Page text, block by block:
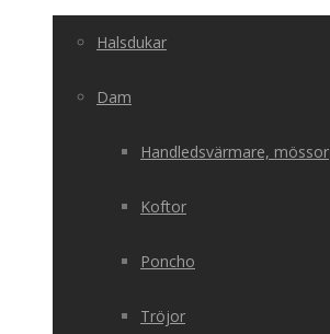
Halsdukar
Dam
Handledsvärmare, mössor
Koftor
Poncho
Tröjor